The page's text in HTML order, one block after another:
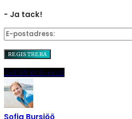
- Ja tack!
DelaPinnaE-post
Sofia Bursjöö